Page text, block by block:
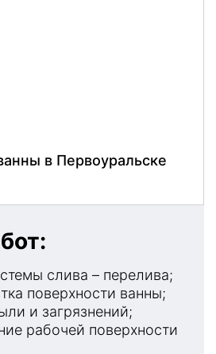
в Первоуральске
слива – перелива;
поверхности ванны;
и загрязнений;
рабочей поверхности